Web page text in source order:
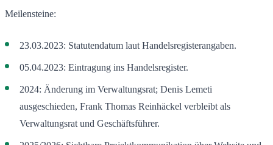
Meilensteine:
23.03.2023: Statutendatum laut Handelsregisterangaben.
05.04.2023: Eintragung ins Handelsregister.
2024: Änderung im Verwaltungsrat; Denis Lemeti
ausgeschieden, Frank Thomas Reinhäckel verbleibt als
Verwaltungsrat und Geschäftsführer.